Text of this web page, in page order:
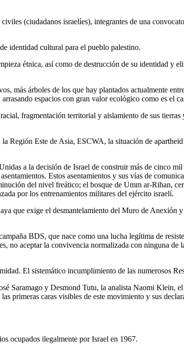
(ciudadanos israelíes), integrantes de una
identidad cultural para el pueblo palestino.
étnica, así como de destrucción de su identidad y
más árboles de los que hay plantados actualmente
espacios con gran valor ecológico como es el
fragmentación territorial y aislamiento de sus
Región Este de Asia, ESCWA, la situación de
a la decisión de Israel de construir más de cinco
Estos asentamientos y sus vías de
del nivel freático; el bosque de Umm ar-Rihan,
por los entrenamientos militares del ejército israelí.
que exige el desmantelamiento del Muro de
BDS, que nace como una lucha legítima de
no aceptar la convivencia normalizada con ninguna de
El sistemático incumplimiento de las numerosos
Saramago y Desmond Tutu, la analista Naomi
primeras caras visibles de este movimiento y sus
ocupados ilegalmente por Israel en 1967.